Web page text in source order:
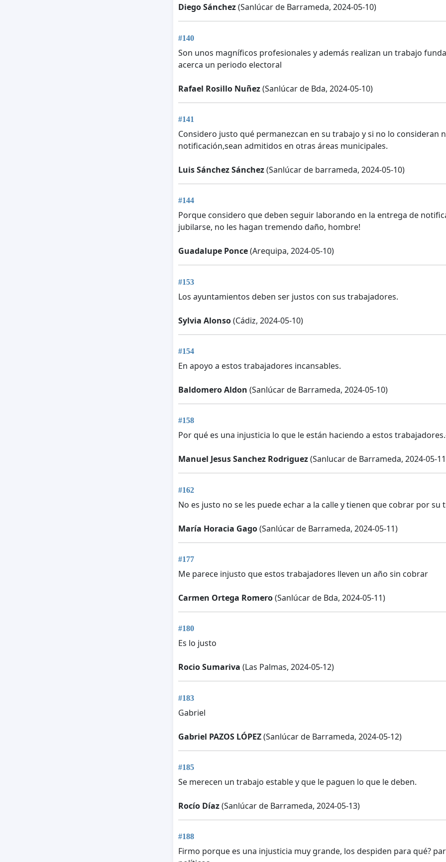
Diego Sánchez(Sanlúcar de Barrameda, 2024-05-10)
#140
Son unos magníficos profesionales y además realizan un trabajo
acerca un periodo electoral
Rafael Rosillo Nuñez(Sanlúcar de Bda, 2024-05-10)
#141
Considero justo qué permanezcan en su trabajo y si no lo consideran
notificación,sean admitidos en otras áreas municipales.
Luis Sánchez Sánchez(Sanlúcar de barrameda, 2024-05-10)
#144
Porque considero que deben seguir laborando en la entrega de
jubilarse, no les hagan tremendo daño, hombre!
Guadalupe Ponce(Arequipa, 2024-05-10)
#153
Los ayuntamientos deben ser justos con sus trabajadores.
Sylvia Alonso(Cádiz, 2024-05-10)
#154
En apoyo a estos trabajadores incansables.
Baldomero Aldon (Sanlúcar de Barrameda, 2024-05-10)
#158
Por qué es una injusticia lo que le están haciendo a estos
Manuel Jesus Sanchez Rodriguez(Sanlucar de Barrameda, 2024-05-
#162
No es justo no se les puede echar a la calle y tienen que cobrar por
María Horacia Gago(Sanlúcar de Barrameda, 2024-05-11)
#177
Me parece injusto que estos trabajadores lleven un año sin cobrar
Carmen Ortega Romero(Sanlúcar de Bda, 2024-05-11)
#180
Es lo justo
Rocio Sumariva (Las Palmas, 2024-05-12)
#183
Gabriel
Gabriel PAZOS LÓPEZ(Sanlúcar de Barrameda, 2024-05-12)
#185
Se merecen un trabajo estable y que le paguen lo que le deben.
Rocío Díaz(Sanlúcar de Barrameda, 2024-05-13)
#188
Firmo porque es una injusticia muy grande, los despiden para qué?